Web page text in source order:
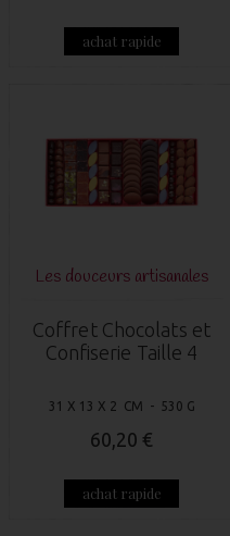
achat rapide
Les douceurs artisanales
Coffret Chocolats et
Confiserie Taille 4
31 X 13 X 2 CM - 530 G
60,20 €
achat rapide